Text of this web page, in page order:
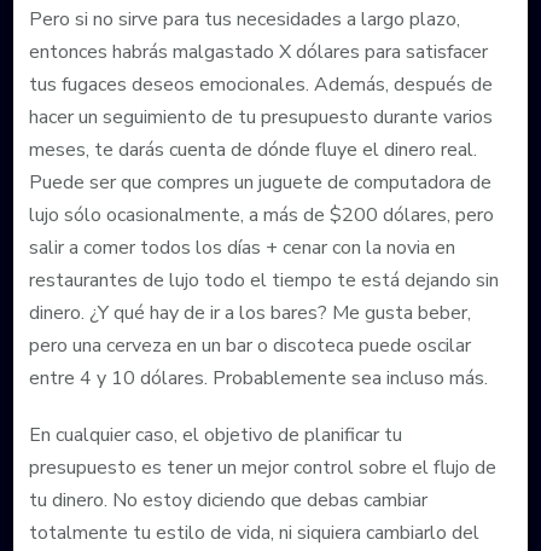
Pero si no sirve para tus necesidades a largo plazo,
entonces habrás malgastado X dólares para satisfacer
tus fugaces deseos emocionales. Además, después de
hacer un seguimiento de tu presupuesto durante varios
meses, te darás cuenta de dónde fluye el dinero real.
Puede ser que compres un juguete de computadora de
lujo sólo ocasionalmente, a más de $200 dólares, pero
salir a comer todos los días + cenar con la novia en
restaurantes de lujo todo el tiempo te está dejando sin
dinero. ¿Y qué hay de ir a los bares? Me gusta beber,
pero una cerveza en un bar o discoteca puede oscilar
entre 4 y 10 dólares. Probablemente sea incluso más.
En cualquier caso, el objetivo de planificar tu
presupuesto es tener un mejor control sobre el flujo de
tu dinero. No estoy diciendo que debas cambiar
totalmente tu estilo de vida, ni siquiera cambiarlo del